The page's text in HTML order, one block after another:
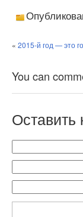
« 2015-й год — это
You can
Оставить